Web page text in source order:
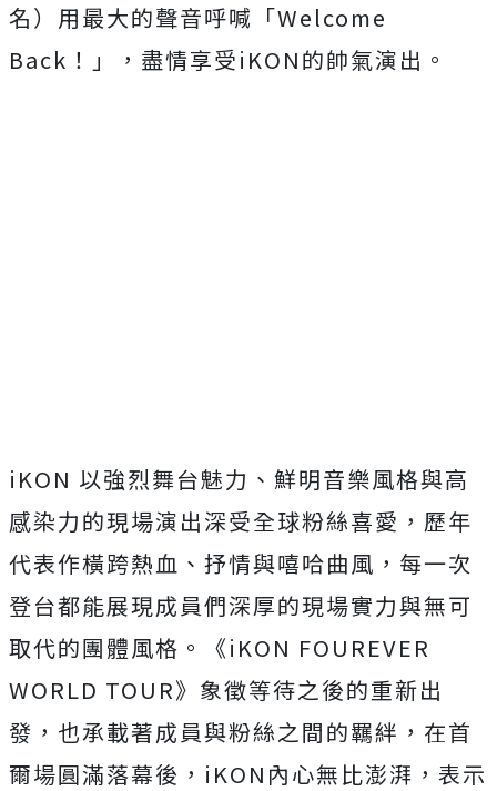
名）用最大的聲音呼喊「Welcome
Back！」，盡情享受iKON的帥氣演出。
iKON 以強烈舞台魅力、 鮮明音樂風格與高
感染力的現場演出深受全球粉絲喜愛， 歷年
代表作橫跨熱血、抒情與嘻哈曲風， 每一次
登台都能展現成員們深厚的現場實力與無可
取代的團體風格。
《iKON FOUREVER
WORLD TOUR》象徵等待之後的重新出
發， 也承載著成員與粉絲之間的羈絆，在首
爾場圓滿落幕後， iKON內心無比澎湃，表示